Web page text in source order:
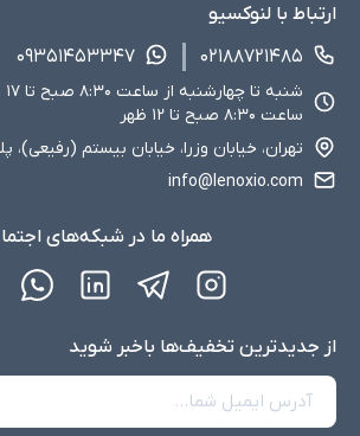
ارتباط با لنوکسیو
۰۲۱۸۸۷۲۱۴۸۵
۰۹۳۵۱۴۵۳۳۴۷
ساعت ۸:۳۰ صبح تا ۱۲ ظهر
تهران، خیابان وزرا، خیابان بیستم (رفیعی)،
info@lenoxio.com
همراه ما در شبکه‌های
از جدید‌ترین تخفیف‌ها با‌خبر شوید